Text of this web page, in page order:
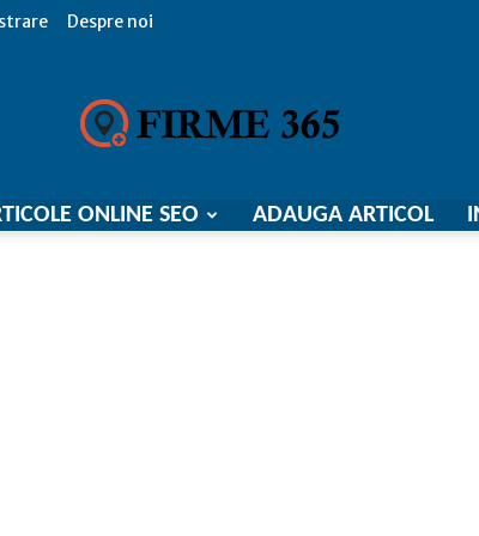
Despre noi
Firme
ONLINE SEO ADAUGA ARTICOL